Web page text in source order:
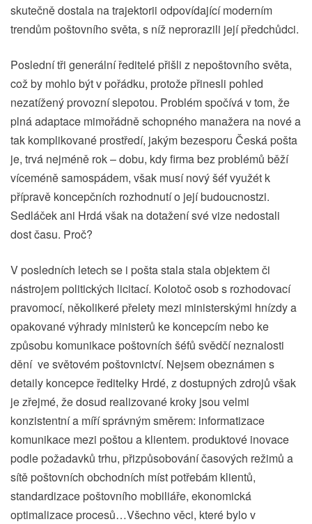
skutečně dostala na trajektorii odpovídající moderním
trendům poštovního světa, s níž neprorazili její předchůdci.
Poslední tři generální ředitelé přišli z nepoštovního světa,
což by mohlo být v pořádku, protože přinesli pohled
nezatížený provozní slepotou. Problém spočívá v tom, že
plná adaptace mimořádně schopného manažera na nové a
tak komplikované prostředí, jakým bezesporu Česká pošta
je, trvá nejméně rok – dobu, kdy firma bez problémů běží
víceméně samospádem, však musí nový šéf využét k
přípravě koncepčních rozhodnutí o její budoucnostzi.
Sedláček ani Hrdá však na dotažení své vize nedostali
dost času. Proč?
V posledních letech se i pošta stala stala objektem či
nástrojem politických licitací. Kolotoč osob s rozhodovací
pravomocí, několikeré přelety mezi ministerskými hnízdy a
opakované výhrady ministerů ke koncepcím nebo ke
způsobu komunikace poštovních šéfů svědčí neznalosti
dění ve světovém poštovnictví. Nejsem obeznámen s
detaily koncepce ředitelky Hrdé, z dostupných zdrojů však
je zřejmé, že dosud realizované kroky jsou velmi
konzistentní a míří správným směrem: informatizace
komunikace mezi poštou a klientem. produktové inovace
podle požadavků trhu, přizpůsobování časových režimů a
sítě poštovních obchodních míst potřebám klientů,
standardizace poštovního mobiliáře, ekonomická
optimalizace procesů…Všechno věci, které bylo v